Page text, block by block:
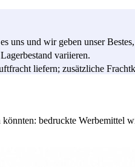
uns und wir geben unser
variieren.
liefern; zusätzliche
bedruckte Werbemittel